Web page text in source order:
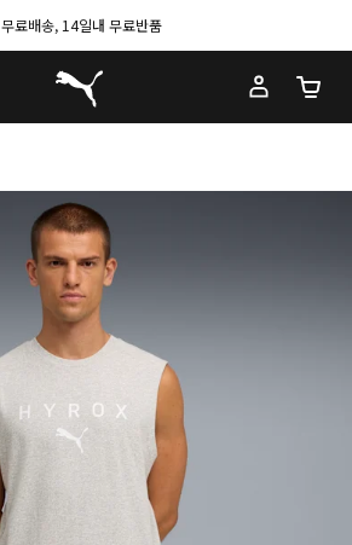
무료배송, 14일내 무료반품
푸마 홈
장바